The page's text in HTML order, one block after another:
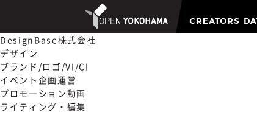
DesignBase株式会社
デザイン
ブランド/ロゴ/VI/CI
イベント企画運営
プロモ―ション動画
ライティング・編集